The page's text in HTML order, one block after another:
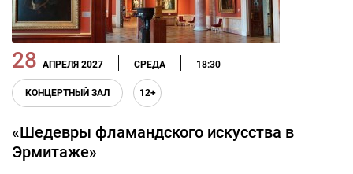
28 АПРЕЛЯ 2027 СРЕДА 18:30
КОНЦЕРТНЫЙ ЗАЛ 12+
«Шедевры фламандского искусства в
Эрмитаже»